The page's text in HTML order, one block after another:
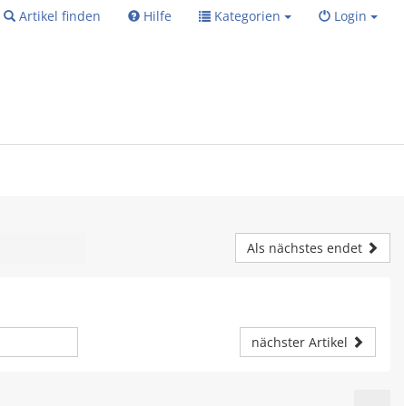
Artikel finden Hilfe Kategorien Login
Als nächstes endet
nächster Artikel